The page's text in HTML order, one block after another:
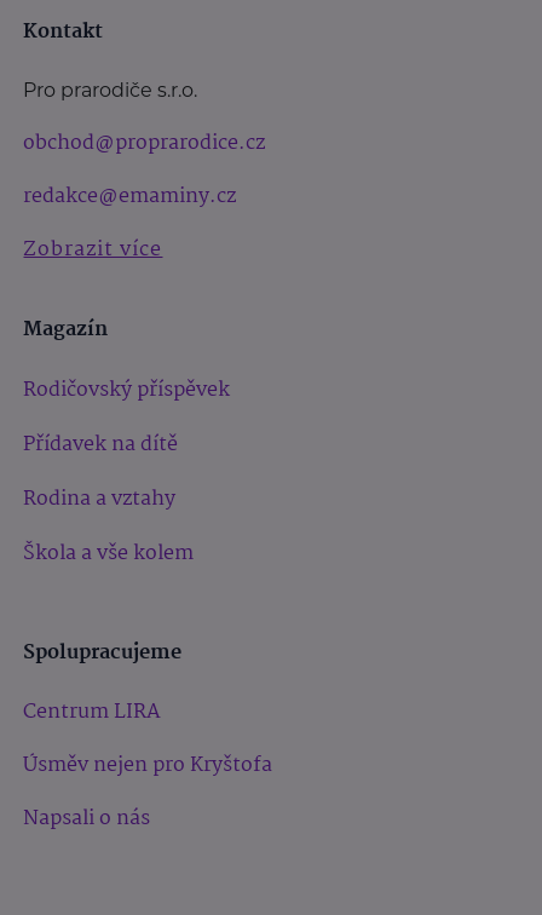
Kontakt
Pro prarodiče s.r.o.
obchod@proprarodice.cz
redakce@emaminy.cz
Zobrazit více
Magazín
Rodičovský příspěvek
Přídavek na dítě
Rodina a vztahy
Škola a vše kolem
Spolupracujeme
Centrum LIRA
Úsměv nejen pro Kryštofa
Napsali o nás